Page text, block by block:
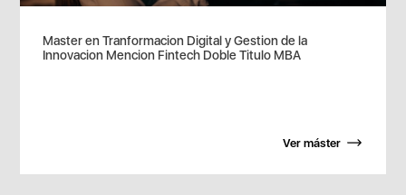
Master en Tranformacion Digital y Gestion de la
Innovacion Mencion Fintech Doble Titulo MBA
Ver máster